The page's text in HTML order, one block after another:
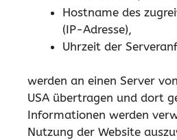
Hostname des
(IP-Adresse),
Uhrzeit der
werden an einen Server
USA übertragen und dort
Informationen werden
Nutzung der Website